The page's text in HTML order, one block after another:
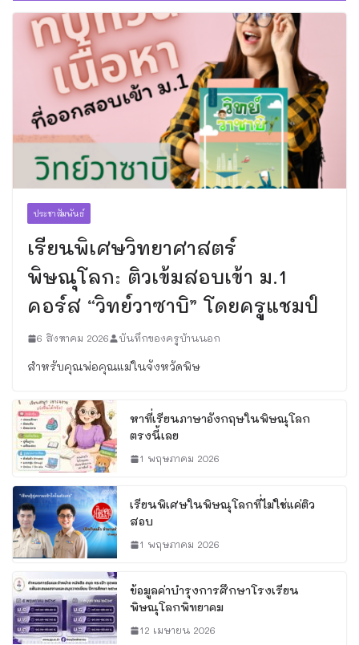
ประชาสัมพันธ์
เรียนพิเศษวิทยาศาสตร์
พิษณุโลก: ติวเข้มสอบเข้า ม.1
คอร์ส “วิทย์วาซาบิ” โดยครูแชมป์
6 สิงหาคม 2026 บันทึกของครูบ้านนอก
สำหรับคุณพ่อคุณแม่ในจังหวัดพิษ
หาที่เรียนภาษาอังกฤษในพิษณุโลก
ตรงนี้เลย
1 พฤษภาคม 2026
เรียนพิเศษในพิษณุโลกที่ไม่ใช่แค่ติว
สอบ
1 พฤษภาคม 2026
ข้อมูลค่าบำรุงการศึกษาโรงเรียน
พิษณุโลกพิทยาคม
12 เมษายน 2026